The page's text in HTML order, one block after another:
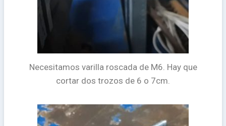
Necesitamos varilla roscada de M6. Hay que
cortar dos trozos de 6 o 7cm.